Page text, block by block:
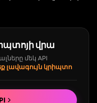
վրա
մեկ API
լավագույն կրիպտո